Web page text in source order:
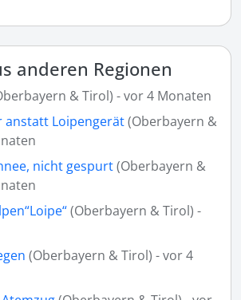
anderen Regionen
& Tirol) - vor 4 Monaten
anstatt Loipengerät(Oberbayern &
nicht gespurt(Oberbayern &
(Oberbayern & Tirol) -
(Oberbayern & Tirol) - vor 4